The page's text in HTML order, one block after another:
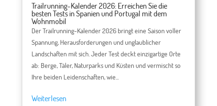
Trailrunning-Kalender 2026: Erreichen Sie die
besten Tests in Spanien und Portugal mit dem
Wohnmobil
Der Trailrunning-Kalender 2026 bringt eine Saison voller
Spannung, Herausforderungen und unglaublicher
Landschaften mit sich. Jeder Test deckt einzigartige Orte
ab: Berge, Täler, Naturparks und Küsten und vermischt so
Ihre beiden Leidenschaften, wie...
Weiterlesen